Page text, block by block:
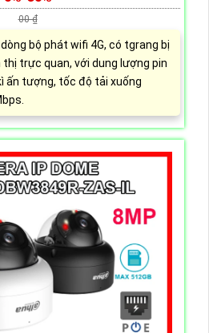
00 ₫
bộ phát wifi 4G, có tgrang bị
thị trực quan, với dung lượng pin
ấn tượng, tốc độ tải xuống